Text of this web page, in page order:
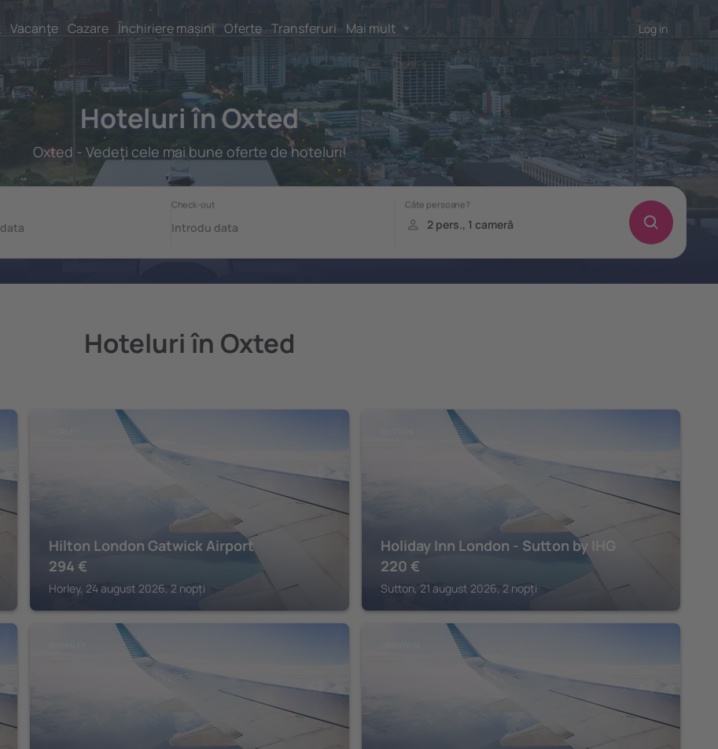
Vacanţe Cazare Închiriere mașini Oferte Transferuri Mai mult Log in
Hoteluri în Oxted
Oxted - Vedeţi cele mai bune oferte de hoteluri!
Hoteluri în Oxted
Hilton London Gatwick Airport
294 €
Horley, 24 august 2026, 2 nopți
Holiday Inn London - Sutton by IHG
220 €
Sutton, 21 august 2026, 2 nopți